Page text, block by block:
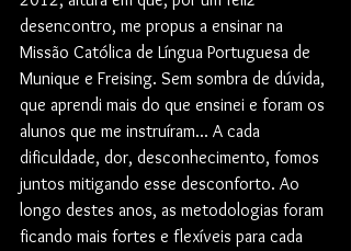
desencontro, me propus a ensinar na
Missão Católica de Língua Portuguesa de
Munique e Freising. Sem sombra de dúvida,
que aprendi mais do que ensinei e foram os
alunos que me instruíram... A cada
dificuldade, dor, desconhecimento, fomos
juntos mitigando esse desconforto. Ao
longo destes anos, as metodologias foram
ficando mais fortes e flexíveis para cada